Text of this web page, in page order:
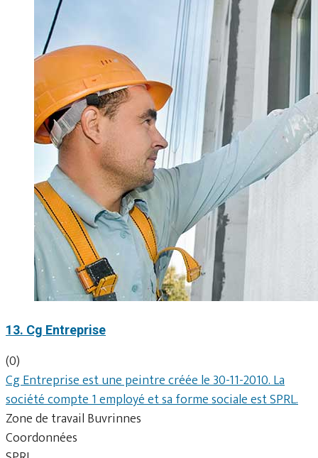
13. Cg Entreprise
(0)
Cg Entreprise est une peintre créée le 30-11-2010. La
société compte 1 employé et sa forme sociale est SPRL.
Zone de travail Buvrinnes
Coordonnées